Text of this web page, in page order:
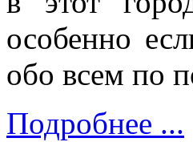
особенно
обо всем по
Подробнее ...